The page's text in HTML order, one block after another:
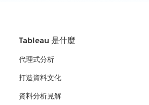
Tableau 是什麼
代理式分析
打造資料文化
資料分析見解